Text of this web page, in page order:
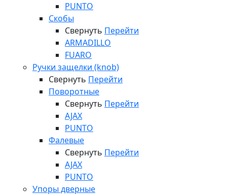
PUNTO
Скобы
Свернуть Перейти
ARMADILLO
FUARO
Ручки защелки (knob)
Свернуть Перейти
Поворотные
Свернуть Перейти
AJAX
PUNTO
Фалевые
Свернуть Перейти
AJAX
PUNTO
Упоры дверные